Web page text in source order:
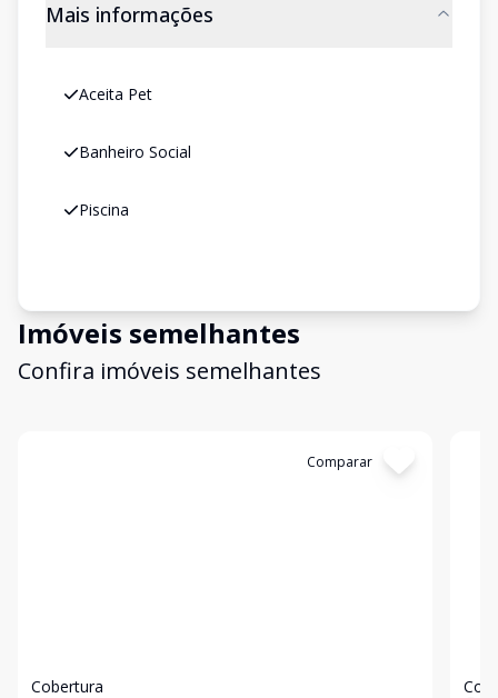
Mais informações
Aceita Pet
Banheiro Social
Piscina
Imóveis semelhantes
Confira imóveis semelhantes
Comparar
Cobertura